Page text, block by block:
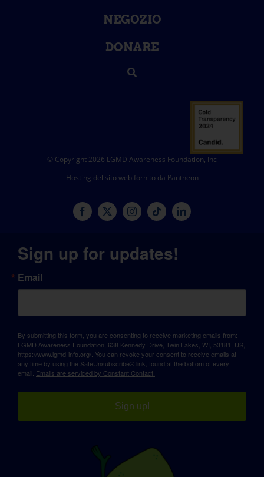
NEGOZIO
DONARE
© Copyright 2026 LGMD Awareness Foundation, Inc
Hosting del sito web fornito da Pantheon
Sign up for updates!
Email
By submitting this form, you are consenting to receive marketing emails from:
LGMD Awareness Foundation, 638 Kennedy Drive, Twin Lakes, WI, 53181, US,
https://www.lgmd-info.org/. You can revoke your consent to receive emails at
any time by using the SafeUnsubscribe® link, found at the bottom of every
email. Emails are serviced by Constant Contact.
Sign up!